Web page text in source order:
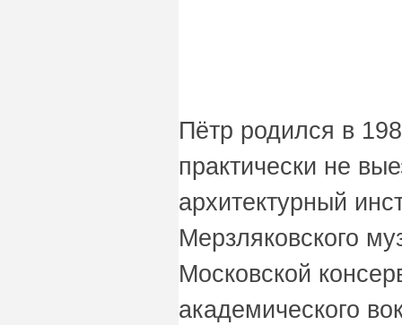
Пётр родился в
практически не
архитектурный
Мерзляковского
Московской
академического